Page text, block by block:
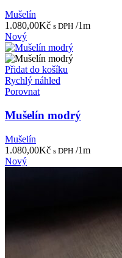
Mušelín
1.080,00Kč s DPH /1m
Nový
Přidat do košíku
Rychlý náhled
Porovnat
Mušelín modrý
Mušelín
1.080,00Kč s DPH /1m
Nový